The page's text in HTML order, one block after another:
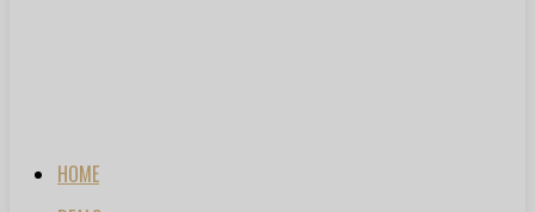
HOME